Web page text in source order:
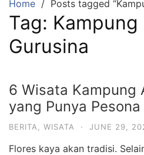
Home Posts tagged
Tag:
Gurusina
6 Wisata Kampung
yang Punya
BERITA WISATA · JUNE 29,
Flores kaya akan tradisi.